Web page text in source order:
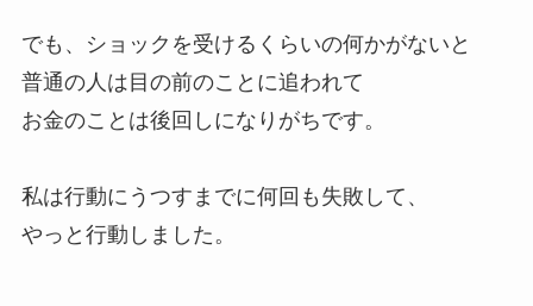
でも、ショックを受けるくらいの何かがないと
普通の人は目の前のことに追われて
お金のことは後回しになりがちです。
私は行動にうつすまでに何回も失敗して、
やっと行動しました。